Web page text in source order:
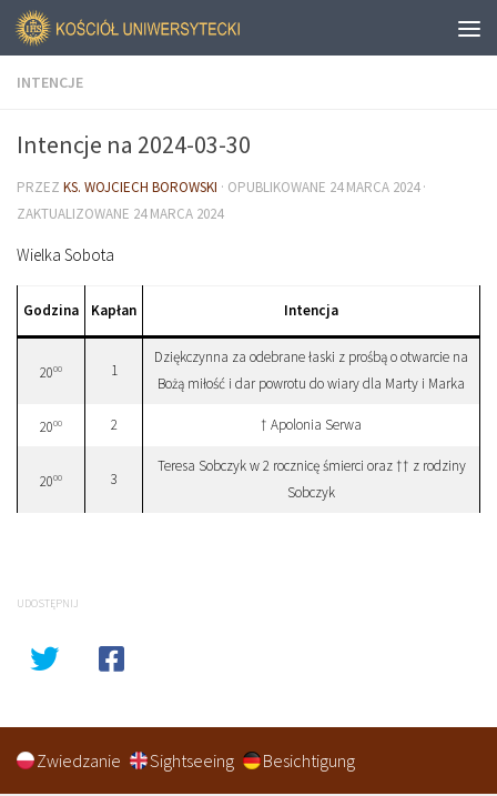
INTENCJE
Intencje na 2024-03-30
PRZEZ KS. WOJCIECH BOROWSKI · OPUBLIKOWANE 24 MARCA 2024·
ZAKTUALIZOWANE 24 MARCA 2024
Wielka Sobota
Godzina Kapłan Intencja
2000 1
Dziękczynna za odebrane łaski z prośbą o otwarcie na
Bożą miłość i dar powrotu do wiary dla Marty i Marka
2000 2 † Apolonia Serwa
2000 3
Teresa Sobczyk w 2 rocznicę śmierci oraz †† z rodziny
Sobczyk
UDOSTĘPNIJ
Zwiedzanie Sightseeing Besichtigung